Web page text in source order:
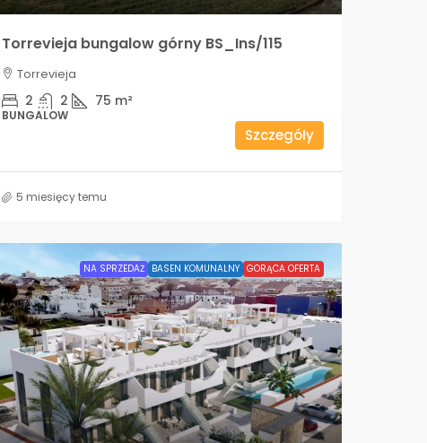
Torrevieja bungalow górny BS_Ins/115
Torrevieja
2 2 75 m²
BUNGALOW
Szczegóły
5 miesięcy temu
NA SPRZEDAŻ BASEN KOMUNALNY GORĄCA OFERTA